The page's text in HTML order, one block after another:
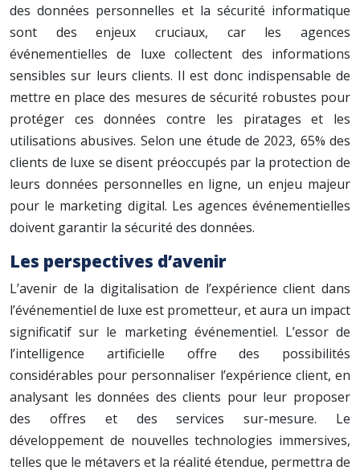
des données personnelles et la sécurité informatique
sont des enjeux cruciaux, car les agences
événementielles de luxe collectent des informations
sensibles sur leurs clients. Il est donc indispensable de
mettre en place des mesures de sécurité robustes pour
protéger ces données contre les piratages et les
utilisations abusives. Selon une étude de 2023, 65% des
clients de luxe se disent préoccupés par la protection de
leurs données personnelles en ligne, un enjeu majeur
pour le marketing digital. Les agences événementielles
doivent garantir la sécurité des données.
Les perspectives d’avenir
L’avenir de la digitalisation de l’expérience client dans
l’événementiel de luxe est prometteur, et aura un impact
significatif sur le marketing événementiel. L’essor de
l’intelligence artificielle offre des possibilités
considérables pour personnaliser l’expérience client, en
analysant les données des clients pour leur proposer
des offres et des services sur-mesure. Le
développement de nouvelles technologies immersives,
telles que le métavers et la réalité étendue, permettra de